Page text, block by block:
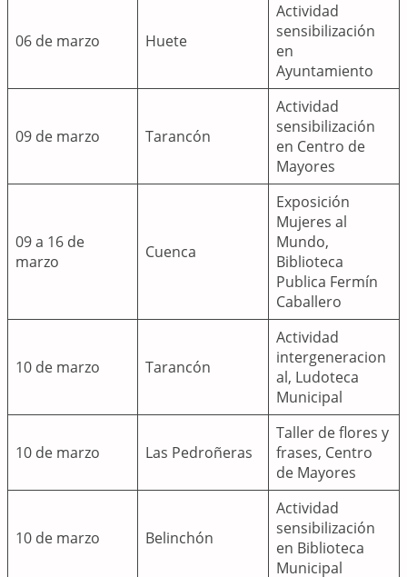
06 de marzo Huete
Actividad
sensibilización
en
Ayuntamiento
09 de marzo Tarancón
Actividad
sensibilización
en Centro de
Mayores
09 a 16 de
marzo
Cuenca
Exposición
Mujeres al
Mundo,
Biblioteca
Publica Fermín
Caballero
10 de marzo Tarancón
Actividad
intergeneracion
al, Ludoteca
Municipal
10 de marzo Las Pedroñeras
Taller de flores y
frases, Centro
de Mayores
10 de marzo Belinchón
Actividad
sensibilización
en Biblioteca
Municipal